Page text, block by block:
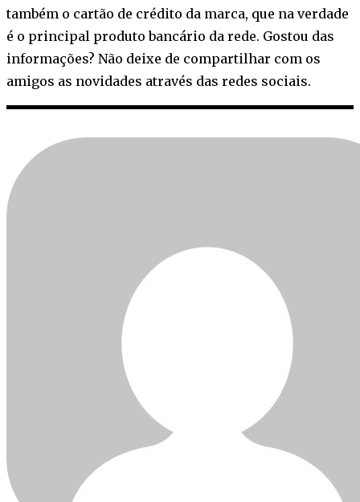
também o cartão de crédito da marca, que na verdade
é o principal produto bancário da rede. Gostou das
informações? Não deixe de compartilhar com os
amigos as novidades através das redes sociais.